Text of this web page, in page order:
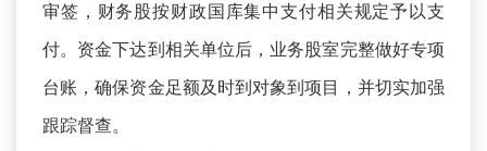
审签，财务股按财政国库集中支付相关规定予以支
付。资金下达到相关单位后，业务股室完整做好专项
台账，确保资金足额及时到对象到项目，并切实加强
跟踪督查。